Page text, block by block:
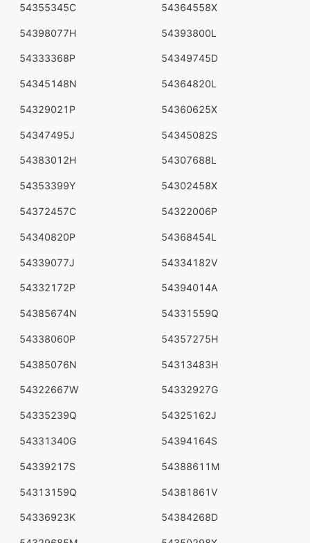
54355345C 54364558X
54398077H 54393800L
54333368P 54349745D
54345148N 54364820L
54329021P 54360625X
54347495J 54345082S
54383012H 54307688L
54353399Y 54302458X
54372457C 54322006P
54340820P 54368454L
54339077J 54334182V
54332172P 54394014A
54385674N 54331559Q
54338060P 54357275H
54385076N 54313483H
54322667W 54332927G
54335239Q 54325162J
54331340G 54394164S
54339217S 54388611M
54313159Q 54381861V
54336923K 54384268D